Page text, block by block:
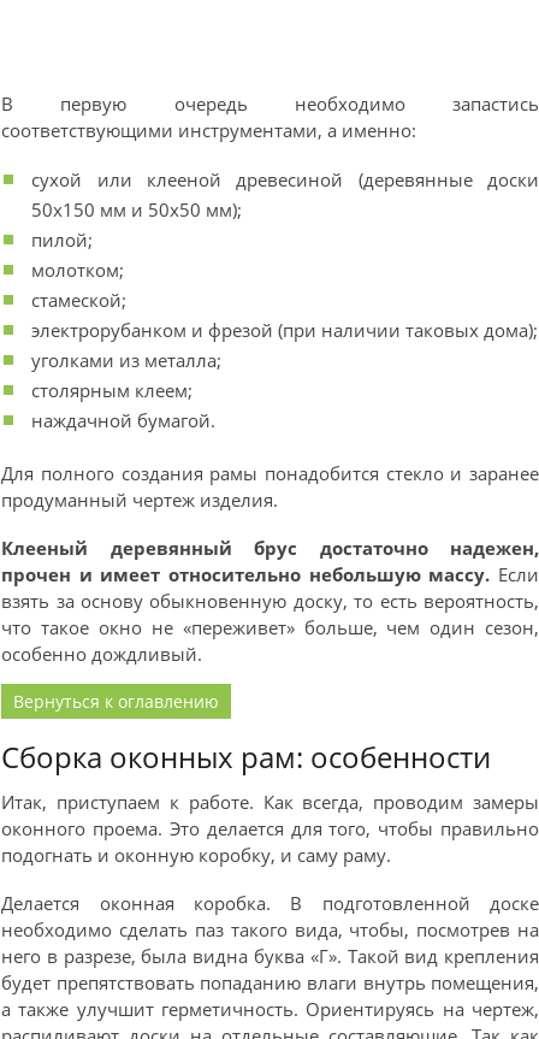
В первую очередь необходимо запастись
соответствующими инструментами, а именно:
сухой или клееной древесиной (деревянные доски
50х150 мм и 50х50 мм);
пилой;
молотком;
стамеской;
электрорубанком и фрезой (при наличии таковых дома);
уголками из металла;
столярным клеем;
наждачной бумагой.
Для полного создания рамы понадобится стекло и заранее
продуманный чертеж изделия.
Клееный деревянный брус достаточно надежен,
прочен и имеет относительно небольшую массу. Если
взять за основу обыкновенную доску, то есть вероятность,
что такое окно не «переживет» больше, чем один сезон,
особенно дождливый.
Вернуться к оглавлению
Сборка оконных рам: особенности
Итак, приступаем к работе. Как всегда, проводим замеры
оконного проема. Это делается для того, чтобы правильно
подогнать и оконную коробку, и саму раму.
Делается оконная коробка. В подготовленной доске
необходимо сделать паз такого вида, чтобы, посмотрев на
него в разрезе, была видна буква «Г». Такой вид крепления
будет препятствовать попаданию влаги внутрь помещения,
а также улучшит герметичность. Ориентируясь на чертеж,